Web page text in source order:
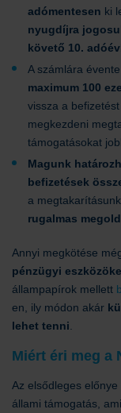
adómentesen ki
nyugdíjra
követő 10.
A számlára
maximum 100
vissza a
megkezdeni
támogatásokat
Magunk
befizetések
a
rugalmas
Annyi megkötése
pénzügyi
állampapírok mellett
en, ily módon akár
lehet tenni
Miért éri meg a
Az elsődleges
állami támogatás,